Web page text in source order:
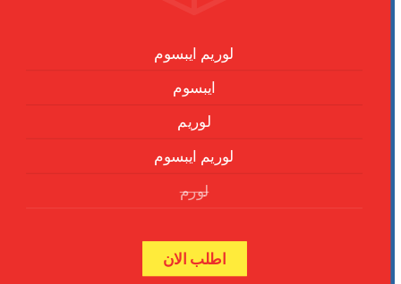
لوريم ايبسوم
ايبسوم
لوريم
لوريم ايبسوم
لورم
اطلب الان